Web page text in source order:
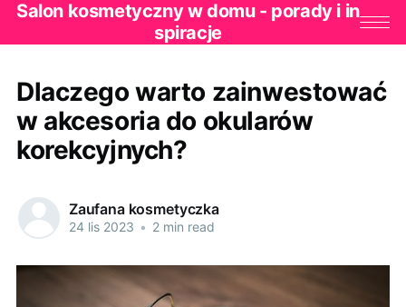
Salon kosmetyczny w domu - porady i in
spiracje
Dlaczego warto zainwestować
w akcesoria do okularów
korekcyjnych?
Zaufana kosmetyczka
24 lis 2023 • 2 min read